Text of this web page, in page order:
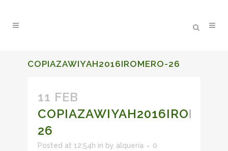
COPIAZAWIYAH2016IROMERO-26
11 FEB
26
Posted at 12:54h in by alqueria
0